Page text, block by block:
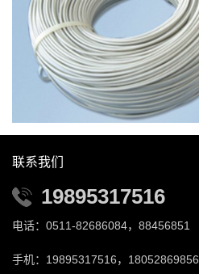
联系我们
19895317516
电话：0511-82686084，88456851
手机：19895317516，18052869856